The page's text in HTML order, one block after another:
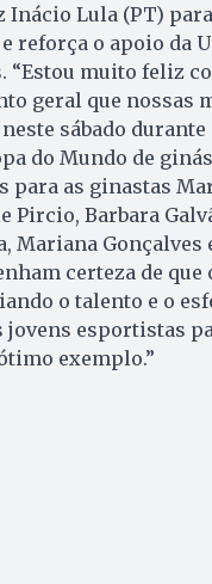
Inácio Lula (PT)
reforça o apoio da
“Estou muito feliz
geral que nossas
sábado durante
do Mundo de
para as ginastas
Pircio, Barbara
Mariana Gonçalves
certeza de que
o talento e o
jovens esportistas
exemplo.”